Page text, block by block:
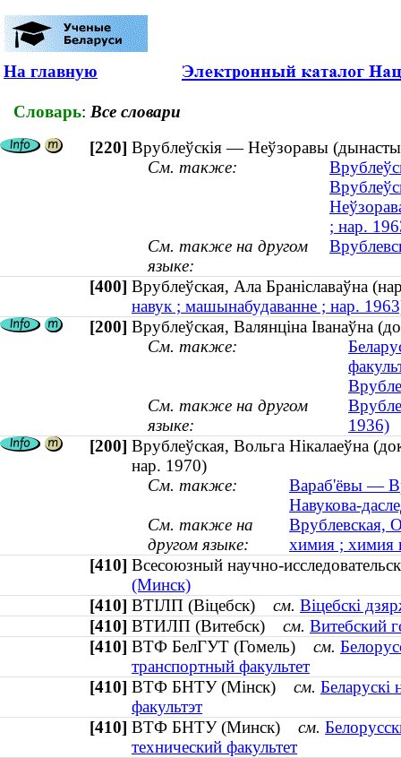
На главную
Словарь: Все словари
[220] Врублеўскія — Неўзоравы
См. также:
; нар.
См. также на другом
языке:
[400] Врублеўская, Ала Браніславаўна
навук ; машынабудаванне ; нар.
[200] Врублеўская, Валянціна Іванаўна
См. также:
См. также на другом
языке:
1936)
[200] Врублеўская, Вольга Нiкалаеўна
нар. 1970)
См. также:
Вараб'ёвы —
Навукова-
См. также на
другом языке:
Врублевская,
химия ; химия
[410] Всесоюзный научно-
(Минск)
[410] ВТІЛП (Віцебск) см. Віцебскі
[410] ВТИЛП (Витебск) см. Витебский
[410] ВТФ БелГУТ (Гомель) см.
транспортный факультет
[410] ВТФ БНТУ (Мінск) см. Беларускі
факультэт
[410] ВТФ БНТУ (Минск) см.
технический факультет